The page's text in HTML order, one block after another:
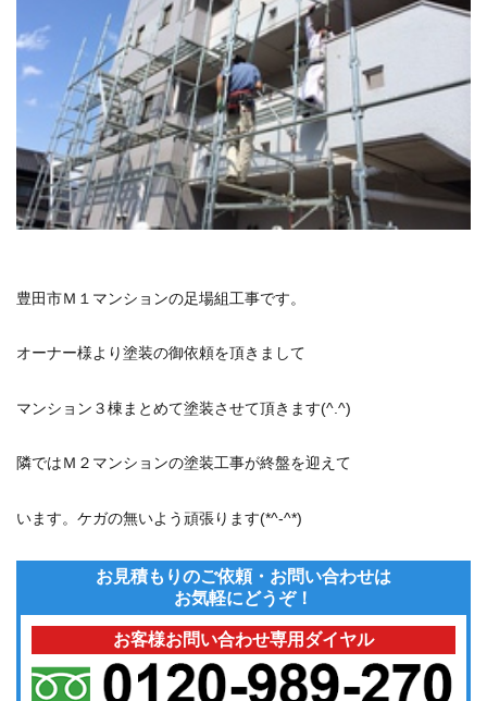
豊田市Ｍ１マンションの足場組工事です。
オーナー様より塗装の御依頼を頂きまして
マンション３棟まとめて塗装させて頂きます(^.^)
隣ではＭ２マンションの塗装工事が終盤を迎えて
います。ケガの無いよう頑張ります(*^-^*)
お見積もりのご依頼・お問い合わせは
お気軽にどうぞ！
お客様お問い合わせ専用ダイヤル